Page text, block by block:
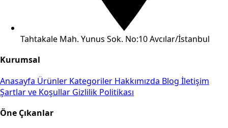
Tahtakale Mah. Yunus Sok. No:10 Avcılar/İstanbul
Kurumsal
Anasayfa Ürünler Kategoriler Hakkımızda Blog İletişim
Şartlar ve Koşullar Gizlilik Politikası
Öne Çıkanlar